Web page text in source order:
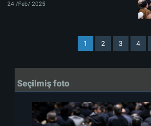
24 /Feb/ 2025
1 2 3 4
Seçilmiş foto